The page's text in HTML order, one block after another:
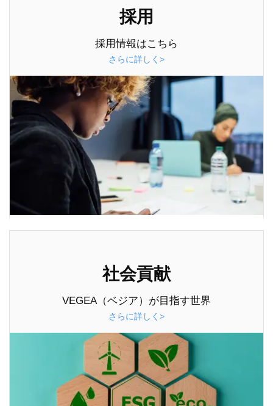
採用
採用情報はこちら
さらに詳しく>
社会貢献
VEGEA（ベジア）が目指す世界
さらに詳しく>